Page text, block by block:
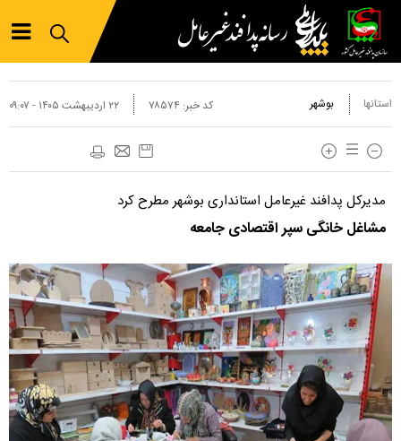
استانها بوشهر ۲۲ ارديبهشت ۱۴۰۵ - ۰۹:۰۷ کد خبر:۷۸۵۷۴
مدیرکل پدافند غیرعامل استانداری بوشهر مطرح کرد
مشاغل خانگی سپر اقتصادی جامعه